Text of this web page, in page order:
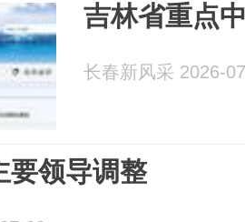
吉林省重点
长春新风采 2026-
要领导调整